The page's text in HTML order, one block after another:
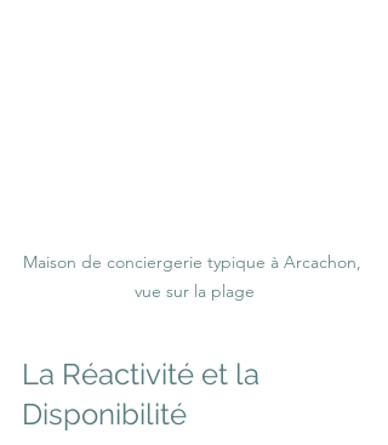
Maison de conciergerie typique à Arcachon,
vue sur la plage
La Réactivité et la
Disponibilité